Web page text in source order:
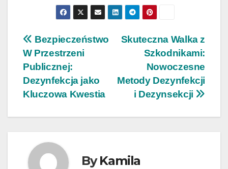
Nawigacja
wpisu
Skuteczna Walka z
Szkodnikami:
Nowoczesne
Metody Dezynfekcji
i Dezynsekcji
Bezpieczeństwo
W Przestrzeni
Publicznej:
Dezynfekcja jako
Kluczowa Kwestia
ByKamila